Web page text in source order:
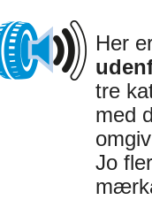
Her
tre
med
Jo